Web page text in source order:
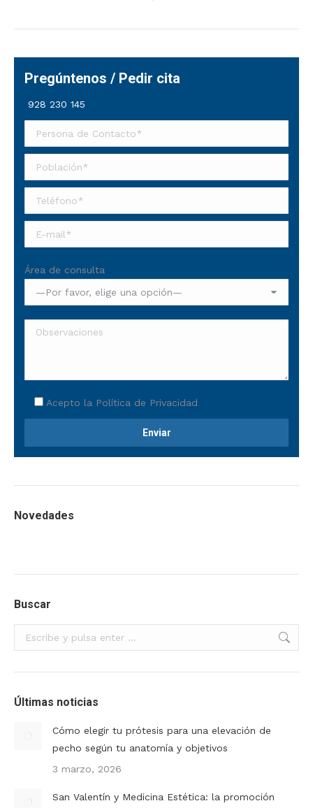
Pregúntenos / Pedir cita
928 230 145
Área de consulta
Acepto la Política de Privacidad
Novedades
Buscar
Buscar:
Últimas noticias
Cómo elegir tu prótesis para una elevación de
pecho según tu anatomía y objetivos
3 marzo, 2026
San Valentín y Medicina Estética: la promoción